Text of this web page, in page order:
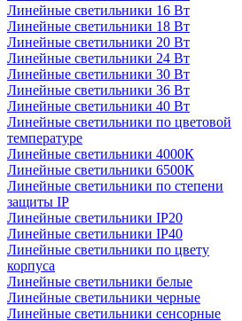
Линейные светильники 16 Вт
Линейные светильники 18 Вт
Линейные светильники 20 Вт
Линейные светильники 24 Вт
Линейные светильники 30 Вт
Линейные светильники 36 Вт
Линейные светильники 40 Вт
Линейные светильники по цветовой
температуре
Линейные светильники 4000К
Линейные светильники 6500К
Линейные светильники по степени
защиты IP
Линейные светильники IP20
Линейные светильники IP40
Линейные светильники по цвету
корпуса
Линейные светильники белые
Линейные светильники черные
Линейные светильники сенсорные